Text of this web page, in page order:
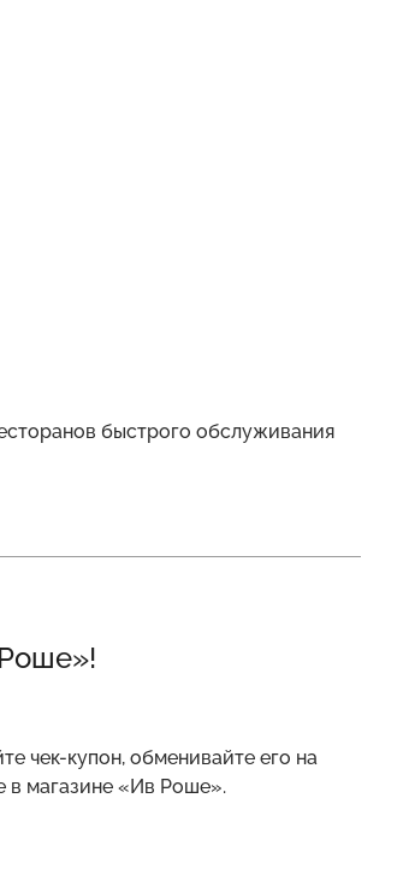
быстрого обслуживания
чек-купон, обменивайте его на
в магазине «Ив Роше».